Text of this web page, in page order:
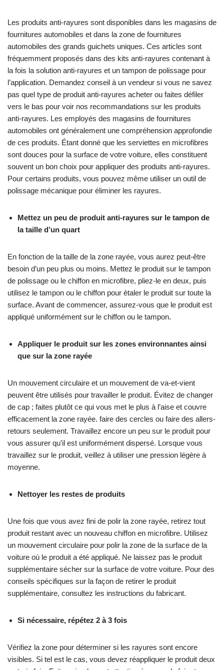
Les produits anti-rayures sont disponibles dans les magasins de
fournitures automobiles et dans la zone de fournitures
automobiles des grands guichets uniques. Ces articles sont
fréquemment proposés dans des kits anti-rayures contenant à
la fois la solution anti-rayures et un tampon de polissage pour
l’application. Demandez conseil à un vendeur si vous ne savez
pas quel type de produit anti-rayures acheter ou faites défiler
vers le bas pour voir nos recommandations sur les produits
anti-rayures. Les employés des magasins de fournitures
automobiles ont généralement une compréhension approfondie
de ces produits. Étant donné que les serviettes en microfibres
sont douces pour la surface de votre voiture, elles constituent
souvent un bon choix pour appliquer des produits anti-rayures.
Pour certains produits, vous pouvez même utiliser un outil de
polissage mécanique pour éliminer les rayures.
Mettez un peu de produit anti-rayures sur le tampon de
la taille d’un quart
En fonction de la taille de la zone rayée, vous aurez peut-être
besoin d’un peu plus ou moins. Mettez le produit sur le tampon
de polissage ou le chiffon en microfibre, pliez-le en deux, puis
utilisez le tampon ou le chiffon pour étaler le produit sur toute la
surface. Avant de commencer, assurez-vous que le produit est
appliqué uniformément sur le chiffon ou le tampon.
Appliquer le produit sur les zones environnantes ainsi
que sur la zone rayée
Un mouvement circulaire et un mouvement de va-et-vient
peuvent être utilisés pour travailler le produit. Évitez de changer
de cap ; faites plutôt ce qui vous met le plus à l’aise et couvre
efficacement la zone rayée. faire des cercles ou faire des allers-
retours seulement. Travaillez encore un peu sur le produit pour
vous assurer qu’il est uniformément dispersé. Lorsque vous
travaillez sur le produit, veillez à utiliser une pression légère à
moyenne.
Nettoyer les restes de produits
Une fois que vous avez fini de polir la zone rayée, retirez tout
produit restant avec un nouveau chiffon en microfibre. Utilisez
un mouvement circulaire pour polir la zone de la surface de la
voiture où le produit a été appliqué. Ne laissez pas le produit
supplémentaire sécher sur la surface de votre voiture. Pour des
conseils spécifiques sur la façon de retirer le produit
supplémentaire, consultez les instructions du fabricant.
Si nécessaire, répétez 2 à 3 fois
Vérifiez la zone pour déterminer si les rayures sont encore
visibles. Si tel est le cas, vous devez réappliquer le produit deux